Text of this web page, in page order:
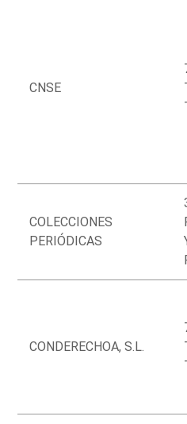
CNSE
COLECCIONES
PERIÓDICAS
CONDERECHOA, S.L.